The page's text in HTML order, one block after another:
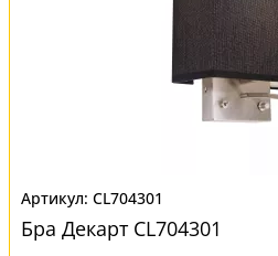
CL704301
Бра Декарт CL704301